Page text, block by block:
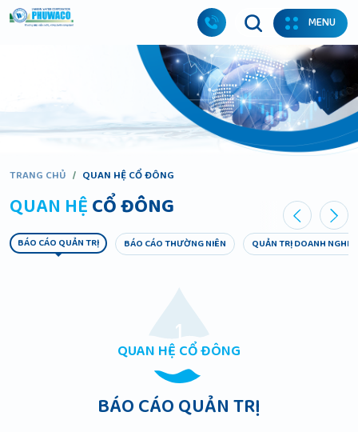
MENU
TRANG CHỦ / QUAN HỆ CỔ ĐÔNG
QUAN HỆCỔ ĐÔNG
BÁO CÁO QUẢN TRỊ BÁO CÁO THƯỜNG NIÊN QUẢN TRỊ DOANH
QUAN HỆ CỔ ĐÔNG
BÁO CÁO QUẢN TRỊ